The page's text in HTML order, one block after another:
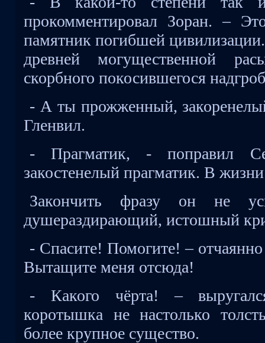
прокомментировал Зоран. –
памятник погибшей
древней могущественной
скорбного покосившегося
- А ты прожженный,
Гленвил.
- Прагматик, - поправил
закостенелый прагматик. В
Закончить фразу он не
душераздирающий, истошный
- Спасите! Помогите! –
Вытащите меня отсюда!
- Какого чёрта! –
коротышка не настолько
более крупное существо.